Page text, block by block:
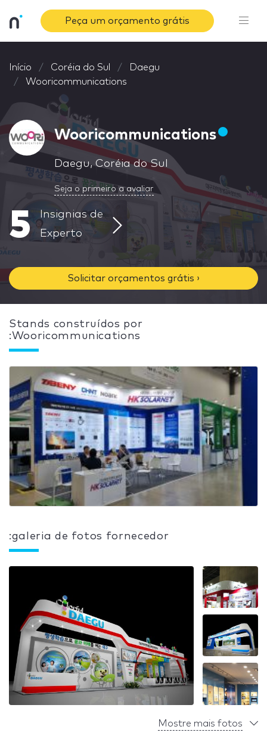
Peça um orçamento grátis
Início Coréia do Sul
Daegu
Wooricommunications
Wooricommunications
Daegu, Coréia do Sul
Seja o primeiro a avaliar
5
Insignias de
Experto
Solicitar orçamentos grátis ›
Stands construídos por
:Wooricommunications
:galeria de fotos fornecedor
Mostre mais fotos